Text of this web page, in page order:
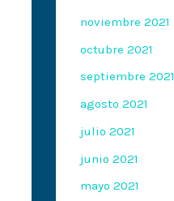
noviembre 2021
octubre 2021
septiembre 2021
agosto 2021
julio 2021
junio 2021
mayo 2021